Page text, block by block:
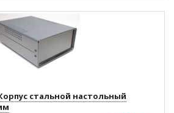
Корпус стальной настольный